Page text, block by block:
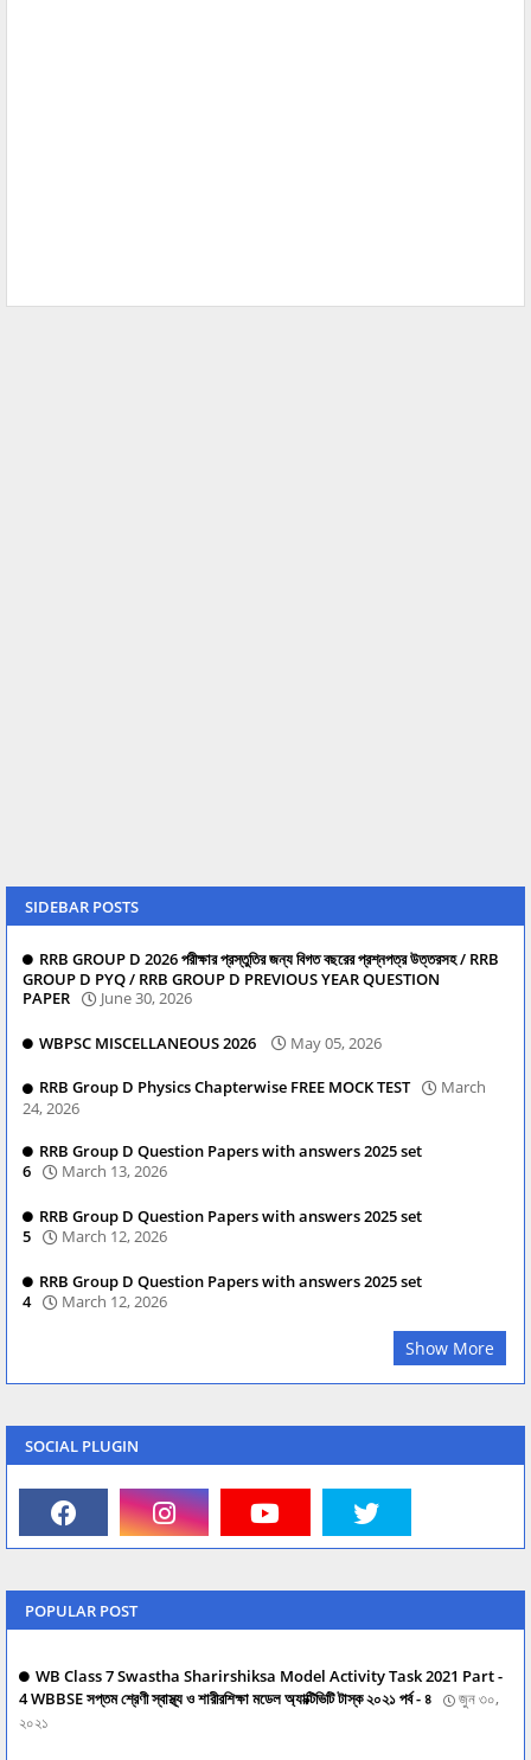
SIDEBAR POSTS
RRB GROUP D 2026 পরীক্ষার প্রস্তুতির জন্য বিগত বছরের প্রশ্নপত্র উত্তরসহ / RRB
GROUP D PYQ / RRB GROUP D PREVIOUS YEAR QUESTION
PAPER
June 30, 2026
WBPSC MISCELLANEOUS 2026 May 05, 2026
RRB Group D Physics Chapterwise FREE MOCK TEST
March
24, 2026
RRB Group D Question Papers with answers 2025 set
6
March 13, 2026
RRB Group D Question Papers with answers 2025 set
5
March 12, 2026
RRB Group D Question Papers with answers 2025 set
4
March 12, 2026
Show More
SOCIAL PLUGIN
POPULAR POST
WB Class 7 Swastha Sharirshiksa Model Activity Task 2021 Part -
4 WBBSE সপ্তম শ্রেণী স্বাস্থ্য ও শারীরশিক্ষা মডেল অ্যাক্টিভিটি টাস্ক ২০২১ পর্ব - ৪
জুন ৩০,
২০২১